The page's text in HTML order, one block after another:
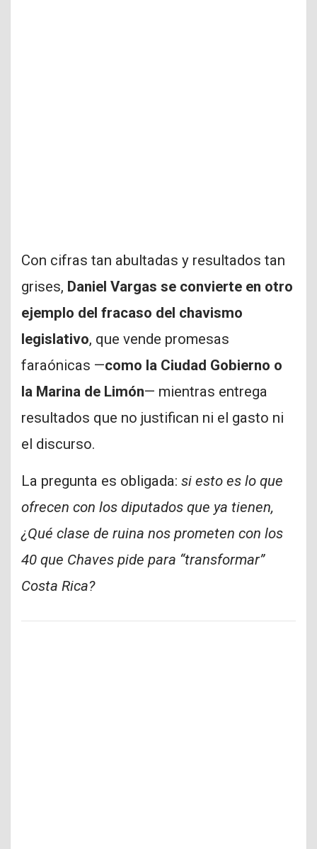
Con cifras tan abultadas y resultados tan
grises, Daniel Vargas se convierte en otro
ejemplo del fracaso del chavismo
legislativo, que vende promesas
faraónicas —como la Ciudad Gobierno o
la Marina de Limón— mientras entrega
resultados que no justifican ni el gasto ni
el discurso.
La pregunta es obligada: si esto es lo que
ofrecen con los diputados que ya tienen,
¿Qué clase de ruina nos prometen con los
40 que Chaves pide para “transformar”
Costa Rica?